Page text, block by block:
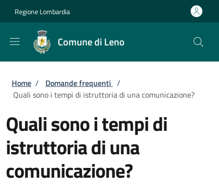
Regione Lombardia
Comune di Leno
Briciole di pane
Home / Domande frequenti /
Quali sono i tempi di istruttoria di una comunicazione?
Quali sono i tempi di
istruttoria di una
comunicazione?